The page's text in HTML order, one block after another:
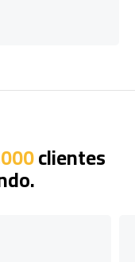
clientes